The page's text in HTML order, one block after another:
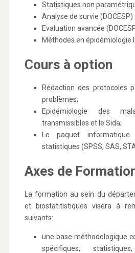
Statistiques non
Analyse de survie (DOCESP)
Evaluation avancée
Méthodes en épidémiologie
Cours à option
Rédaction des protocoles
problèmes;
Epidémiologie des
transmissibles et le Sida;
Le paquet
statistiques (SPSS, SAS,
Axes de
La formation au sein du
et biostatitistiques visera à
suivants:
une base méthodologique
spécifiques,